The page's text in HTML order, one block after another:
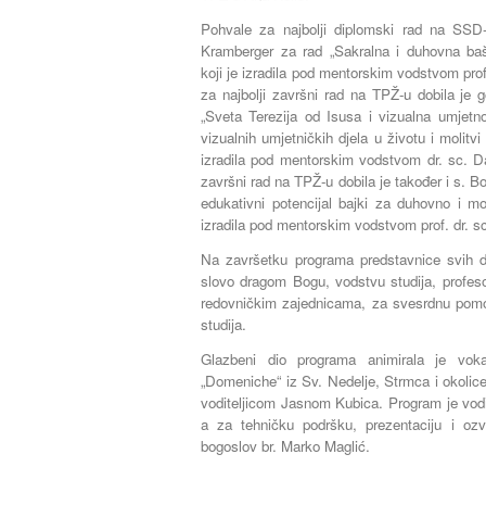
Pohvale za najbolji diplomski rad na
Kramberger za rad „Sakralna i duhovna
koji je izradila pod mentorskim vodstvom
za najbolji završni rad na TPŽ-u dobila je
„Sveta Terezija od Isusa i vizualna
vizualnih umjetničkih djela u životu i
izradila pod mentorskim vodstvom dr. sc.
završni rad na TPŽ-u dobila je također i s.
edukativni potencijal bajki za duhovno i
izradila pod mentorskim vodstvom prof. dr.
Na završetku programa predstavnice svih
slovo dragom Bogu, vodstvu studija,
redovničkim zajednicama, za svesrdnu
studija.
Glazbeni dio programa animirala je
„Domeniche“ iz Sv. Nedelje, Strmca i
voditeljicom Jasnom Kubica. Program je
a za tehničku podršku, prezentaciju i
bogoslov br. Marko Maglić.